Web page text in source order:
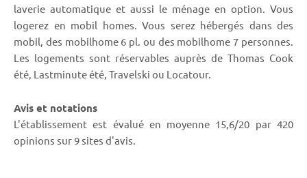
laverie automatique et aussi le ménage en option. Vous
logerez en mobil homes. Vous serez hébergés dans des
mobil, des mobilhome 6 pl. ou des mobilhome 7 personnes.
Les logements sont réservables auprès de Thomas Cook
été, Lastminute été, Travelski ou Locatour.
Avis et notations
L'établissement est évalué en moyenne 15,6/20 par 420
opinions sur 9 sites d'avis.